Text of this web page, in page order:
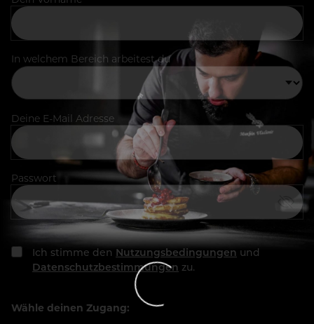
In welchem Bereich arbeitest du
Deine E-Mail Adresse
Passwort
Ich stimme den Nutzungsbedingungen und
Datenschutzbestimmungen zu.
Wähle deinen Zugang: